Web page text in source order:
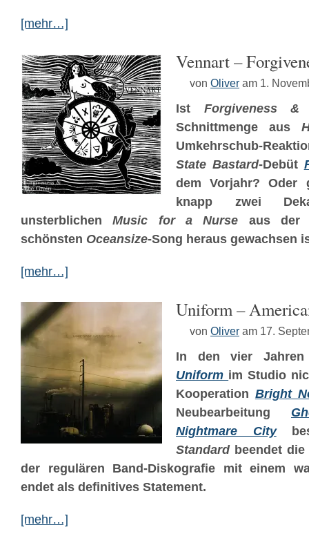
[mehr…]
Vennart –
von Oliver am 1.
Ist Forgiveness
Schnittmenge aus
Umkehrschub-
State Bastard-Debüt
dem Vorjahr? Oder
knapp zwei
unsterblichenMusic for a Nurse aus der
schönsten Oceansize-Song heraus gewachsen
[mehr…]
Uniform –
von Oliver am 17.
In den vier
Uniform im Studio
Kooperation Bright
Neubearbeitung
Nightmare City
Standardbeendet die
der regulären Band-Diskografie mit einem
endet als definitives Statement.
[mehr…]